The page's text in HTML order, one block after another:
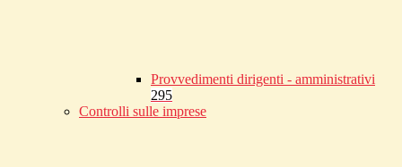
Provvedimenti dirigenti - amministrativi
295
Controlli sulle imprese